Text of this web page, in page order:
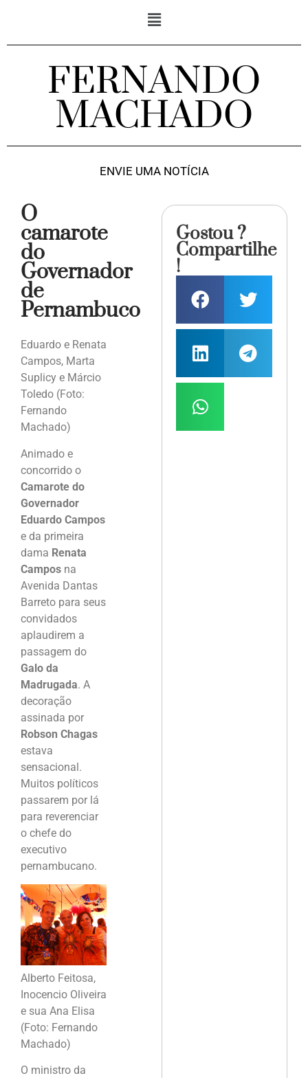
FERNANDO
MACHADO
ENVIE UMA NOTÍCIA
O
camarote
do
Governador
de
Pernambuco
Eduardo e Renata
Campos, Marta
Suplicy e Márcio
Toledo (Foto:
Fernando
Machado)
Animado e
concorrido o
Camarote do
Governador
Eduardo Campos
e da primeira
dama Renata
Campos na
Avenida Dantas
Barreto para seus
convidados
aplaudirem a
passagem do
Galo da
Madrugada. A
decoração
assinada por
Robson Chagas
estava
sensacional.
Muitos políticos
passarem por lá
para reverenciar
o chefe do
executivo
pernambucano.
Alberto Feitosa,
Inocencio Oliveira
e sua Ana Elisa
(Foto: Fernando
Machado)
O ministro da
Gostou ?
Compartilhe
!